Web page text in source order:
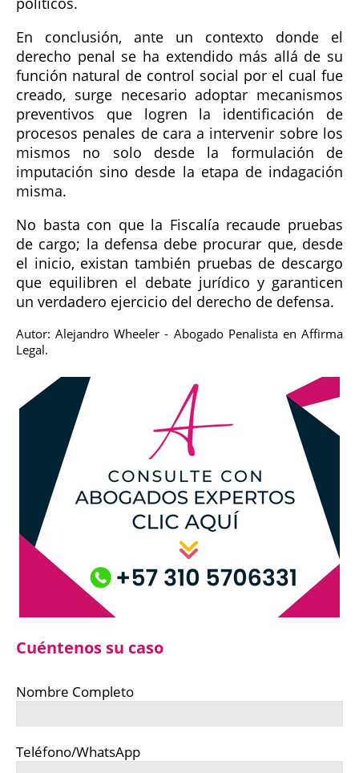
En conclusión, ante un contexto donde el
derecho penal se ha extendido más allá de su
función natural de control social por el cual fue
creado, surge necesario adoptar mecanismos
preventivos que logren la identificación de
procesos penales de cara a intervenir sobre los
mismos no solo desde la formulación de
imputación sino desde la etapa de indagación
misma.
No basta con que la Fiscalía recaude pruebas
de cargo; la defensa debe procurar que, desde
el inicio, existan también pruebas de descargo
que equilibren el debate jurídico y garanticen
un verdadero ejercicio del derecho de defensa.
Autor: Alejandro Wheeler - Abogado Penalista en Affirma
Legal.
Cuéntenos su caso
Nombre Completo
Teléfono/WhatsApp